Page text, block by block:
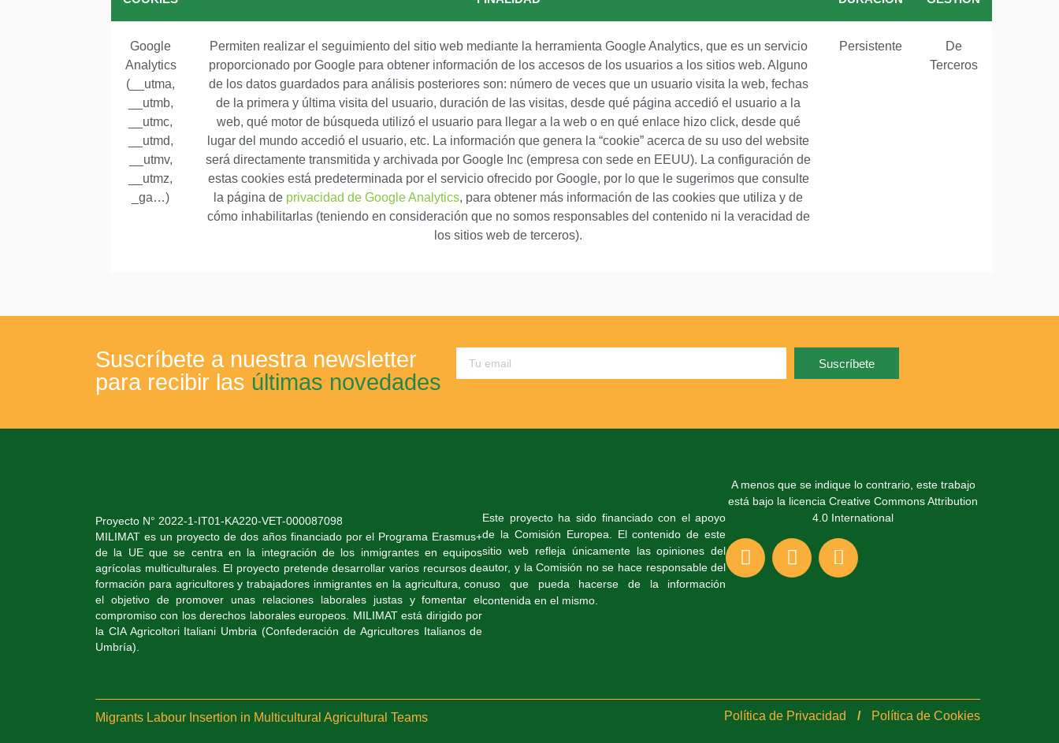
Google
Analytics
(__utma,
__utmb,
__utmc,
__utmd,
__utmv,
__utmz,
_ga…)
Permiten realizar el seguimiento del sitio web mediante la herramienta Google Analytics, que es un servicio
proporcionado por Google para obtener información de los accesos de los usuarios a los sitios web. Alguno
de los datos guardados para análisis posteriores son: número de veces que un usuario visita la web, fechas
de la primera y última visita del usuario, duración de las visitas, desde qué página accedió el usuario a la
web, qué motor de búsqueda utilizó el usuario para llegar a la web o en qué enlace hizo click, desde qué
lugar del mundo accedió el usuario, etc. La información que genera la “cookie” acerca de su uso del website
será directamente transmitida y archivada por Google Inc (empresa con sede en EEUU). La configuración de
estas cookies está predeterminada por el servicio ofrecido por Google, por lo que le sugerimos que consulte
la página de privacidad de Google Analytics, para obtener más información de las cookies que utiliza y de
cómo inhabilitarlas (teniendo en consideración que no somos responsables del contenido ni la veracidad de
los sitios web de terceros).
Persistente
De
Terceros
Suscríbete a nuestra newsletter
para recibir las últimas novedades
Suscríbete
Proyecto N° 2022-1-IT01-KA220-VET-000087098
MILIMAT es un proyecto de dos años financiado por el Programa Erasmus+
de la UE que se centra en la integración de los inmigrantes en equipos
agrícolas multiculturales. El proyecto pretende desarrollar varios recursos de
formación para agricultores y trabajadores inmigrantes en la agricultura, con
el objetivo de promover unas relaciones laborales justas y fomentar el
compromiso con los derechos laborales europeos. MILIMAT está dirigido por
la CIA Agricoltori Italiani Umbria (Confederación de Agricultores Italianos de
Umbría).
Este proyecto ha sido financiado con el apoyo
de la Comisión Europea. El contenido de este
sitio web refleja únicamente las opiniones del
autor, y la Comisión no se hace responsable del
uso que pueda hacerse de la información
contenida en el mismo.
A menos que se indique lo contrario, este trabajo
está bajo la licencia Creative Commons Attribution
4.0 International
Migrants Labour Insertion in Multicultural Agricultural Teams Política de Privacidad / Política de Cookies